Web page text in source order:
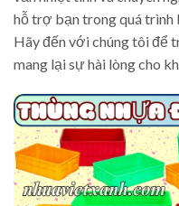
hỗ trợ bạn trong quá trình
Hãy đến với chúng tôi để
mang lại sự hài lòng cho